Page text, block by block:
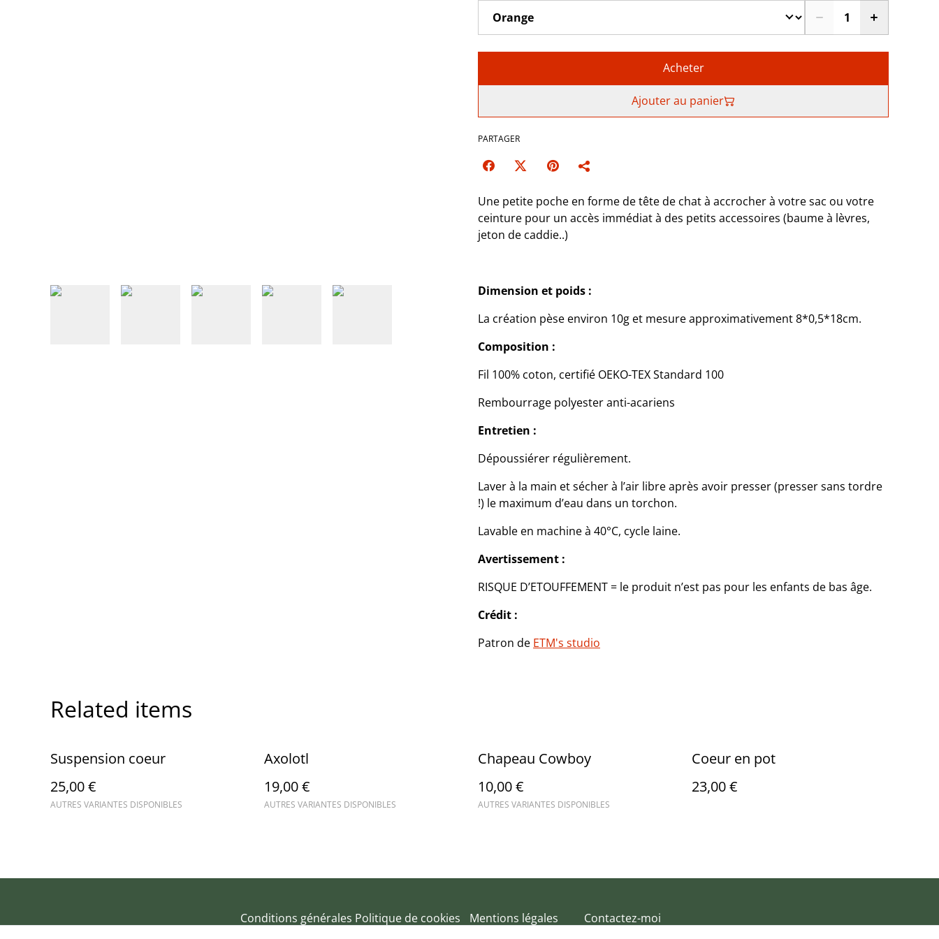
Acheter
Ajouter au panier
PARTAGER
Une petite poche en forme de tête de chat à accrocher à votre sac ou votre
ceinture pour un accès immédiat à des petits accessoires (baume à lèvres,
jeton de caddie..)
Dimension et poids :
La création pèse environ 10g et mesure approximativement 8*0,5*18cm.
Composition :
Fil 100% coton, certifié OEKO-TEX Standard 100
Rembourrage polyester anti-acariens
Entretien :
Dépoussiérer régulièrement.
Laver à la main et sécher à l’air libre après avoir presser (presser sans tordre
!) le maximum d’eau dans un torchon.
Lavable en machine à 40°C, cycle laine.
Avertissement :
RISQUE D’ETOUFFEMENT = le produit n’est pas pour les enfants de bas âge.
Crédit :
Patron de ETM's studio
Related items
Suspension coeur
25,00 €
AUTRES VARIANTES DISPONIBLES
Axolotl
19,00 €
AUTRES VARIANTES DISPONIBLES
Chapeau Cowboy
10,00 €
AUTRES VARIANTES DISPONIBLES
Coeur en pot
23,00 €
Conditions générales Politique de cookies Mentions légales Contactez-moi